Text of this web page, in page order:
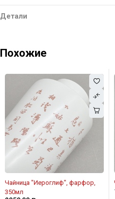
Детали
Похожие
Чайница "Иероглиф", фарфор,
350мл